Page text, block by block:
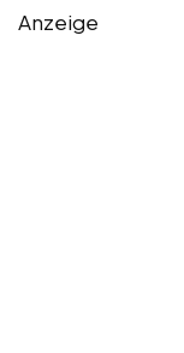
Anzeige